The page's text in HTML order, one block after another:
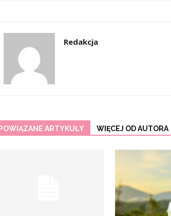
Redakcja
POWIĄZANE ARTYKUŁY WIĘCEJ OD AUTORA